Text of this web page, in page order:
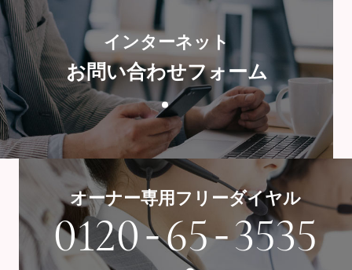
インターネット
お問い合わせフォーム
オーナー専用フリーダイヤル
0120-65-3535